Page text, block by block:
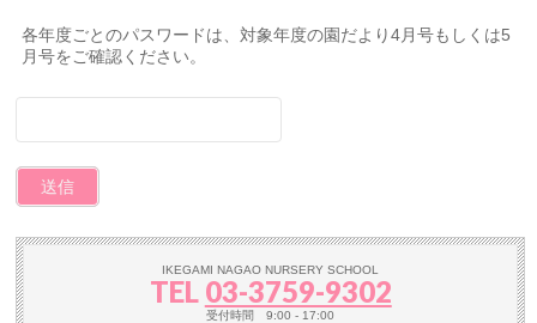
各年度ごとのパスワードは、対象年度の園だより4月号もしくは5
月号をご確認ください。
IKEGAMI NAGAO NURSERY SCHOOL
TEL 03-3759-9302
受付時間 9:00 - 17:00